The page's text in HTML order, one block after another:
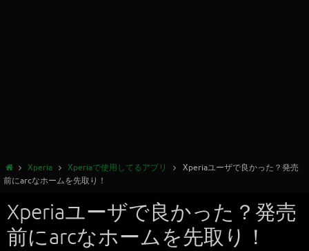
Xperia Xperiaで使用してるアプリ
Xperiaユーザで良かった？発売
前にarcなホームを先取り！
Xperiaユーザで良かった？発売
前にarcなホームを先取り！